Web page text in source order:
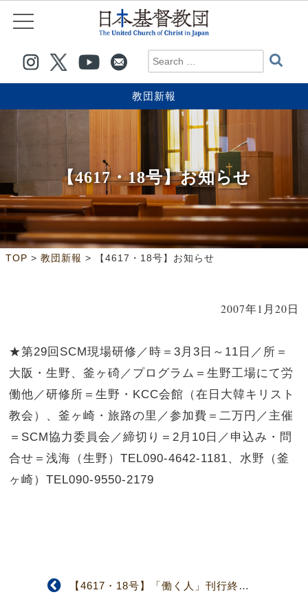
教団新報
【4617・18号】お知らせ
TOP > 教団新報 > 【4617・18号】お知らせ
2007年1月20日
★第29回SCM現場研修／時＝3月3日～11日／所＝
大阪・生野、釜ヶ碕／プログラム＝生野工場にて労
働他／研修所＝生野・KCC会館（在日大韓キリスト
教会）、釜ヶ崎・旅路の里／参加費＝二万円／主催
＝SCM協力委員会／締切り＝2月10日／申込み・問
合せ＝浅海（生野）TEL090-4642-1181、水野（釜
ヶ崎）TEL090-9550-2179
【4617・18号】「働く人」刊行終了のお知らせ